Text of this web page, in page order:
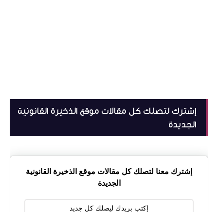
إشترك لتصلك كل مقالات موقع الذخيرة القانونية
الجديدة
إشترك معنا لتصلك كل مقالات موقع الذخيرة القانونية
الجديدة